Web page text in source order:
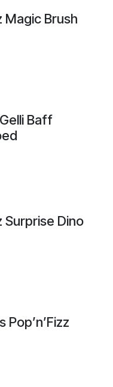
Magic Brush
Baff
Surprise Dino